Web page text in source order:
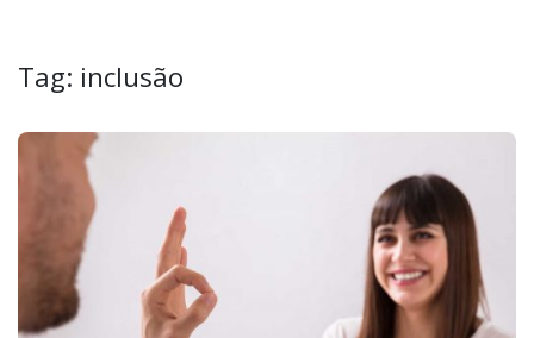
Tag: inclusão